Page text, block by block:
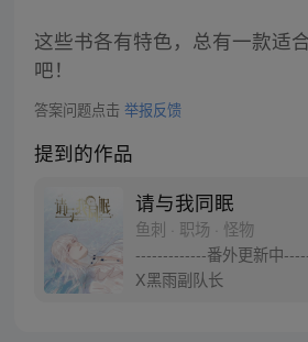
这些书各有特色，总有一款适
吧！
答案问题点击 举报反馈
提到的作品
请与我同眠
鱼刺 · 职场 · 怪物
-------------番外更新中
X黑雨副队长